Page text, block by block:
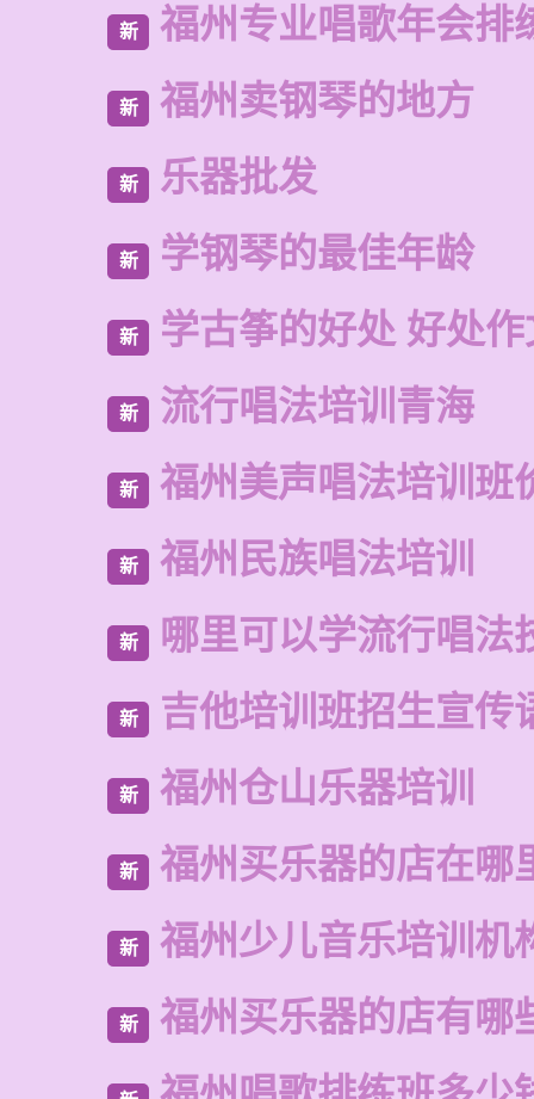
新 福州专业唱歌年会排
新 福州卖钢琴的地方
新 乐器批发
新 学钢琴的最佳年龄
新 学古筝的好处 好处作
新 流行唱法培训青海
新 福州美声唱法培训班
新 福州民族唱法培训
新 哪里可以学流行唱法
新 吉他培训班招生宣传
新 福州仓山乐器培训
新 福州买乐器的店在哪
新 福州少儿音乐培训机
新 福州买乐器的店有哪